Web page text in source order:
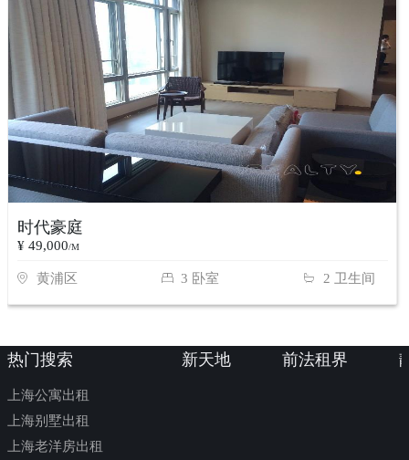
时代豪庭
¥ 49,000/M
黄浦区 3 卧室 2 卫生间
热门搜索
上海公寓出租
上海别墅出租
上海老洋房出租
新天地 前法租界